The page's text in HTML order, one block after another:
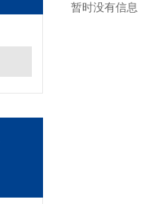
暂时没有信息